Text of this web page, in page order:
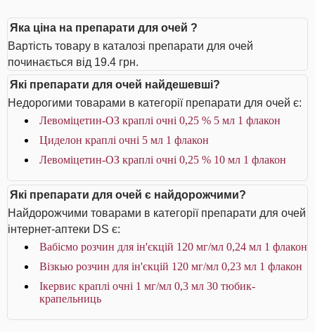
Яка ціна на препарати для очей ?
Вартість товару в каталозі препарати для очей
починається від 19.4 грн.
Які препарати для очей найдешевші?
Недорогими товарами в категорії препарати для очей є:
Левоміцетин-ОЗ краплі очні 0,25 % 5 мл 1 флакон
Циделон краплі очні 5 мл 1 флакон
Левоміцетин-ОЗ краплі очні 0,25 % 10 мл 1 флакон
Які препарати для очей є найдорожчими?
Найдорожчими товарами в категорії препарати для очей
інтернет-аптеки DS є:
Вабісмо розчин для ін'єкцій 120 мг/мл 0,24 мл 1 флакон
Візкью розчин для ін'єкцій 120 мг/мл 0,23 мл 1 флакон
Ікервис краплі очні 1 мг/мл 0,3 мл 30 тюбик-
крапельниць